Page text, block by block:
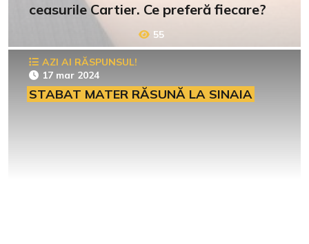
ceasurile Cartier. Ce preferă fiecare?
55
AZI AI RĂSPUNSUL!
17 mar 2024
STABAT MATER RĂSUNĂ LA SINAIA